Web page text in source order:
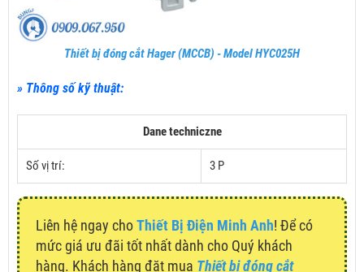
Thiết bị đóng cắt Hager (MCCB) - Model HYC025H
» Thông số kỹ thuật:
Dane techniczne
Số vị trí: 3 P
Liên hệ ngay choThiết Bị Điện Minh Anh! Để có
mức giá ưu đãi tốt nhất dành cho Quý khách
hàng. Khách hàng đặt mua Thiết bị đóng cắt